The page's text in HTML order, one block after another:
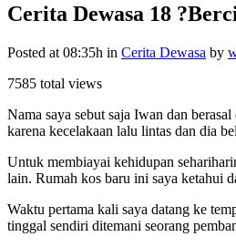
Cerita Dewasa 18
Posted at 08:35h in Cerita Dewasa by
7585 total views
Nama saya sebut saja Iwan dan
karena kecelakaan lalu lintas dan dia
Untuk membiayai kehidupan
lain. Rumah kos baru ini saya ketahui
Waktu pertama kali saya datang ke
tinggal sendiri ditemani seorang